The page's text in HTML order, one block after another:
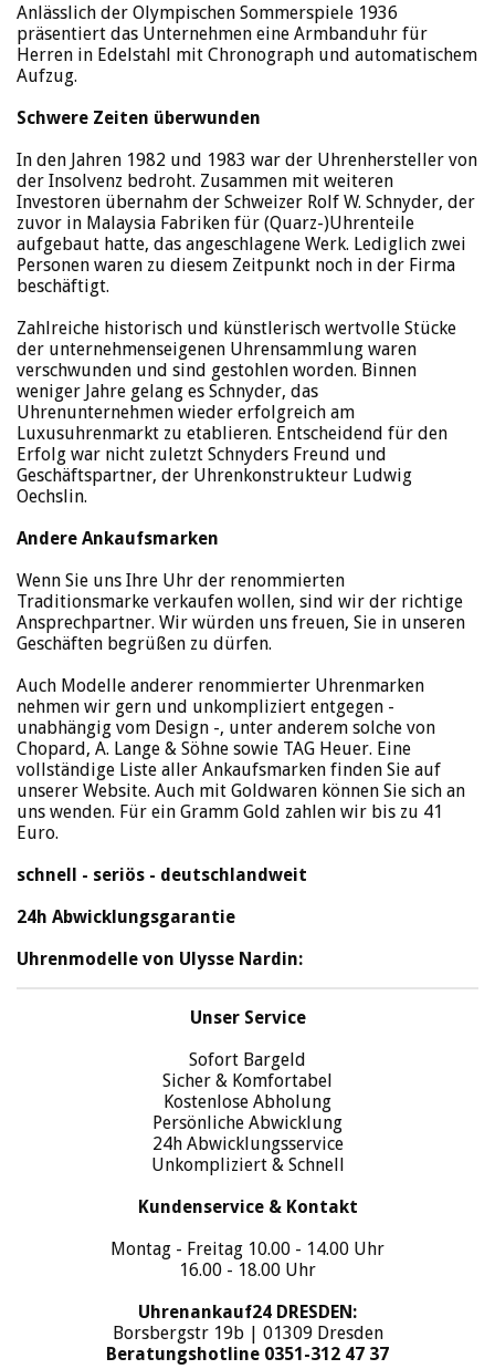
Anlässlich der Olympischen Sommerspiele 1936
präsentiert das Unternehmen eine Armbanduhr für
Herren in Edelstahl mit Chronograph und automatischem
Aufzug.
Schwere Zeiten überwunden
In den Jahren 1982 und 1983 war der Uhrenhersteller von
der Insolvenz bedroht. Zusammen mit weiteren
Investoren übernahm der Schweizer Rolf W. Schnyder, der
zuvor in Malaysia Fabriken für (Quarz-)Uhrenteile
aufgebaut hatte, das angeschlagene Werk. Lediglich zwei
Personen waren zu diesem Zeitpunkt noch in der Firma
beschäftigt.
Zahlreiche historisch und künstlerisch wertvolle Stücke
der unternehmenseigenen Uhrensammlung waren
verschwunden und sind gestohlen worden. Binnen
weniger Jahre gelang es Schnyder, das
Uhrenunternehmen wieder erfolgreich am
Luxusuhrenmarkt zu etablieren. Entscheidend für den
Erfolg war nicht zuletzt Schnyders Freund und
Geschäftspartner, der Uhrenkonstrukteur Ludwig
Oechslin.
Andere Ankaufsmarken
Wenn Sie uns Ihre Uhr der renommierten
Traditionsmarke verkaufen wollen, sind wir der richtige
Ansprechpartner. Wir würden uns freuen, Sie in unseren
Geschäften begrüßen zu dürfen.
Auch Modelle anderer renommierter Uhrenmarken
nehmen wir gern und unkompliziert entgegen -
unabhängig vom Design -, unter anderem solche von
Chopard, A. Lange & Söhne sowie TAG Heuer. Eine
vollständige Liste aller Ankaufsmarken finden Sie auf
unserer Website. Auch mit Goldwaren können Sie sich an
uns wenden. Für ein Gramm Gold zahlen wir bis zu 41
Euro.
schnell - seriös - deutschlandweit
24h Abwicklungsgarantie
Uhrenmodelle von Ulysse Nardin:
Unser Service
Sofort Bargeld
Sicher & Komfortabel
Kostenlose Abholung
Persönliche Abwicklung
24h Abwicklungsservice
Unkompliziert & Schnell
Kundenservice & Kontakt
Montag - Freitag 10.00 - 14.00 Uhr
16.00 - 18.00 Uhr
Uhrenankauf24 DRESDEN:
Borsbergstr 19b | 01309 Dresden
Beratungshotline 0351-312 47 37